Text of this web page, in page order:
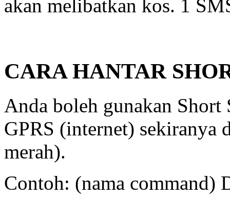
akan melibatkan kos. 1
CARA HANTAR
Anda boleh gunakan Short
GPRS (internet) sekiranya
merah).
Contoh: (nama command)